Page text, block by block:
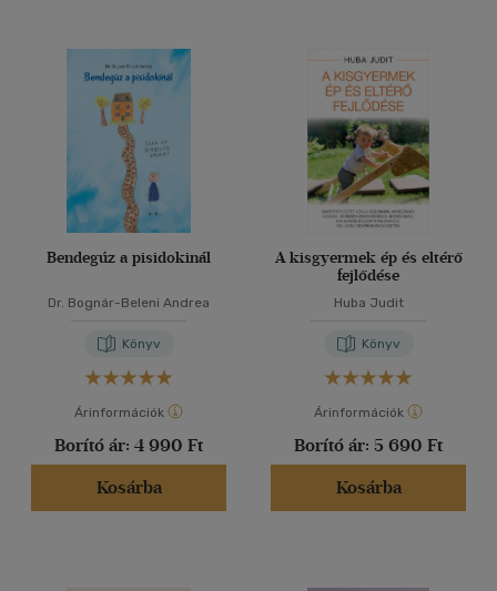
Bendegúz a pisidokinál
Dr. Bognár-Beleni Andrea
Könyv
Árinformációk
Borító ár: 4 990 Ft
Kosárba
A kisgyermek ép és eltérő
fejlődése
Huba Judit
Könyv
Árinformációk
Borító ár: 5 690 Ft
Kosárba